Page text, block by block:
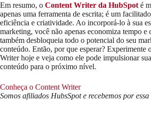
Em resumo, o Content Writer da HubSpot é
apenas uma ferramenta de escrita; é um
eficiência e criatividade. Ao incorporá-lo à sua
marketing, você não apenas economiza tempo e
também desbloqueia todo o potencial do seu
conteúdo. Então, por que esperar? Experimente
Writer hoje e veja como ele pode impulsionar
conteúdo para o próximo nível.
Conheça o Content Writer
Somos afiliados HubsSpot e recebemos por